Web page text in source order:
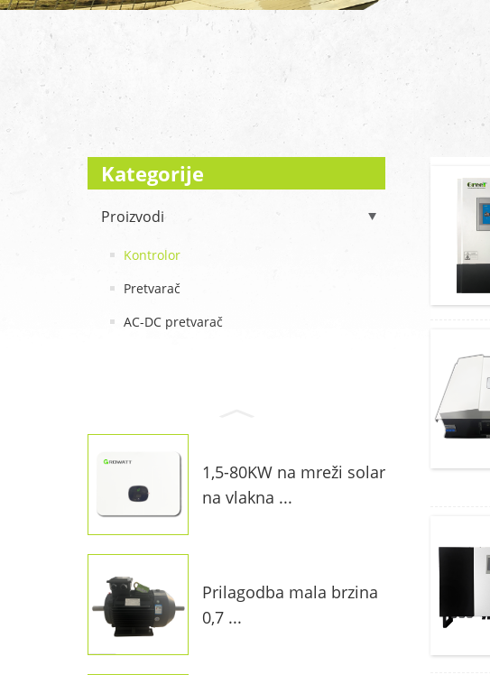
Kategorije
Proizvodi
Kontrolor
Pretvarač
AC-DC pretvarač
1,5-80KW na mreži solar
na vlakna ...
Prilagodba mala brzina
0,7 ...